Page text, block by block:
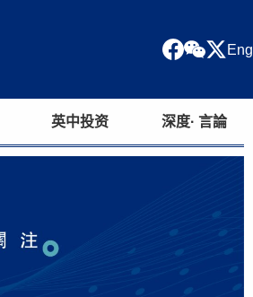
Eng
英中投资 深度· 言論